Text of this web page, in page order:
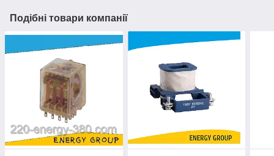
Подібні товари компанії